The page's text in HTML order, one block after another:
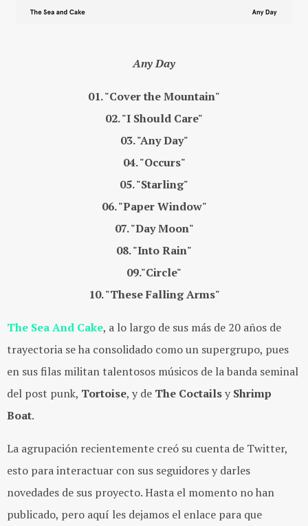
Any Day
01. "Cover the Mountain"
02. "I Should Care"
03. "Any Day"
04. "Occurs"
05. "Starling"
06. "Paper Window"
07. "Day Moon"
08. "Into Rain"
09."Circle"
10. "These Falling Arms"
The Sea And Cake, a lo largo de sus más de 20 años de
trayectoria se ha consolidado como un supergrupo, pues
en sus filas militan talentosos músicos de la banda seminal
del post punk, Tortoise, y de The Coctailsy Shrimp
Boat.
La agrupación recientemente creó su cuenta de Twitter,
esto para interactuar con sus seguidores y darles
novedades de sus proyecto. Hasta el momento no han
publicado, pero aquí les dejamos el enlace para que